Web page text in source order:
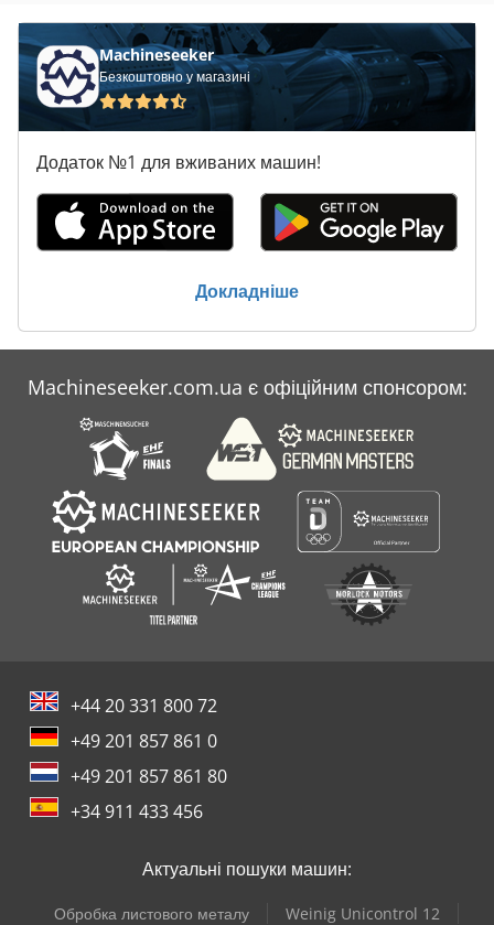
Machineseeker
Безкоштовно у магазині
Додаток №1 для вживаних машин!
Докладніше
Machineseeker.com.ua є офіційним спонсором:
+44 20 331 800 72
+49 201 857 861 0
+49 201 857 861 80
+34 911 433 456
Актуальні пошуки машин:
Обробка листового металу
Weinig Unicontrol 12